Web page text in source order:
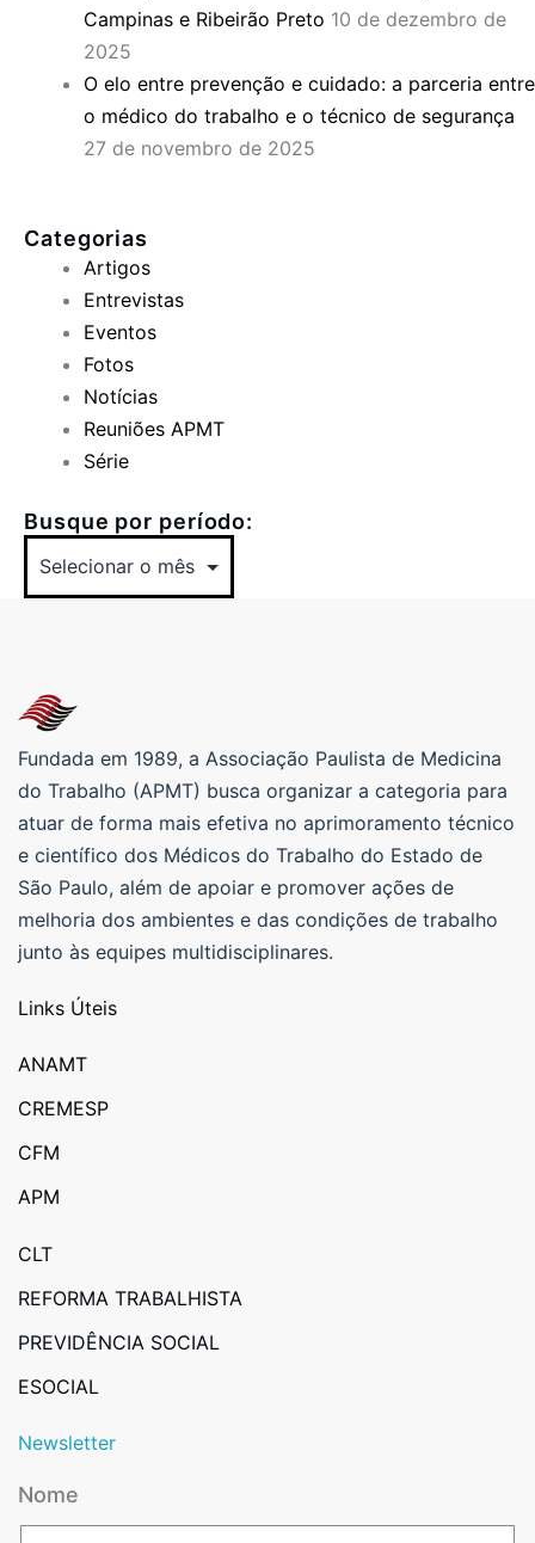
Campinas e Ribeirão Preto 10 de dezembro de
2025
O elo entre prevenção e cuidado: a parceria entre
o médico do trabalho e o técnico de segurança
27 de novembro de 2025
Categorias
Artigos
Entrevistas
Eventos
Fotos
Notícias
Reuniões APMT
Série
Busque por período:
Fundada em 1989, a Associação Paulista de Medicina
do Trabalho (APMT) busca organizar a categoria para
atuar de forma mais efetiva no aprimoramento técnico
e científico dos Médicos do Trabalho do Estado de
São Paulo, além de apoiar e promover ações de
melhoria dos ambientes e das condições de trabalho
junto às equipes multidisciplinares.
Links Úteis
ANAMT
CREMESP
CFM
APM
CLT
REFORMA TRABALHISTA
PREVIDÊNCIA SOCIAL
ESOCIAL
Newsletter
Nome